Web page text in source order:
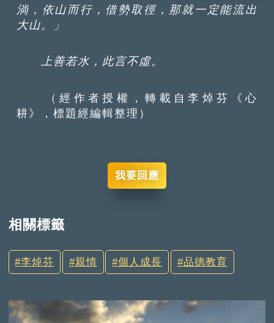
淌，依山而行，借勢取徑，那就一定能流出
大山。」
上善若水，此言不虛。
（經作者授權，轉載自李焯芬《心
耕》，標題經編輯整理）
我要回應
相關標籤
李焯芬 親情 個人成長 品德教育